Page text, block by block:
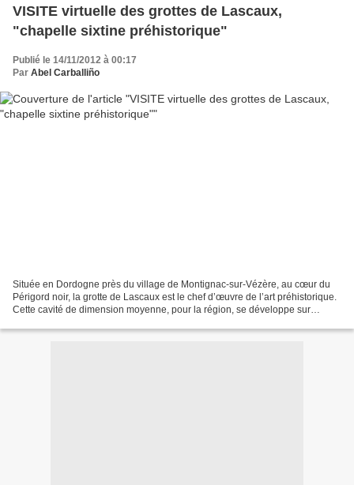
VISITE virtuelle des grottes de Lascaux,
"chapelle sixtine préhistorique"
Publié le 14/11/2012 à 00:17
Par Abel Carballiño
Située en Dordogne près du village de Montignac-sur-Vézère, au cœur du
Périgord noir, la grotte de Lascaux est le chef d’œuvre de l’art préhistorique.
Cette cavité de dimension moyenne, pour la région, se développe sur